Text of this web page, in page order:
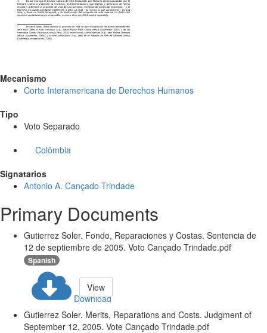
Mecanismo
Corte Interamericana de Derechos Humanos
Tipo
Voto Separado
Colômbia
Signatarios
Antonio A. Cançado Trindade
Primary Documents
Gutierrez Soler. Fondo, Reparaciones y Costas. Sentencia de
12 de septiembre de 2005. Voto Cançado Trindade.pdf
Spanish
Download
View
Gutierrez Soler. Merits, Reparations and Costs. Judgment of
September 12, 2005. Vote Cançado Trindade.pdf